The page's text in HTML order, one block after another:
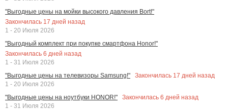
"Выгодные цены на мойки высокого давления Bort!"
Закончилась 17 дней назад
1 - 20 Июля 2026
"Выгодный комплект при покупке смартфона Honor!"
Закончилась 6 дней назад
1 - 31 Июля 2026
"Выгодные цены на телевизоры Samsung!"
Закончилась 17 дней назад
1 - 20 Июля 2026
"Выгодные цены на ноутбуки HONOR!"
Закончилась 6 дней назад
1 - 31 Июля 2026